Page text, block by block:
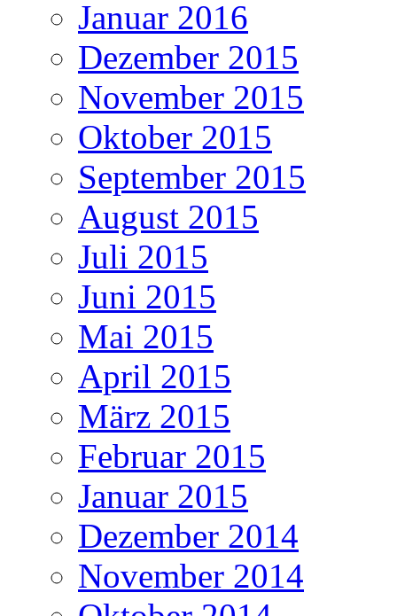
Januar 2016
Dezember 2015
November 2015
Oktober 2015
September 2015
August 2015
Juli 2015
Juni 2015
Mai 2015
April 2015
März 2015
Februar 2015
Januar 2015
Dezember 2014
November 2014